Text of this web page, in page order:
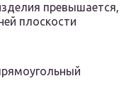
превышается,
плоскости